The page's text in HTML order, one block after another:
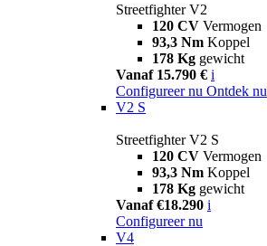
Streetfighter V2
120 CV Vermogen
93,3 Nm Koppel
178 Kg gewicht
Vanaf 15.790 € i
Configureer nu Ontdek nu
V2 S
Streetfighter V2 S
120 CV Vermogen
93,3 Nm Koppel
178 Kg gewicht
Vanaf €18.290 i
Configureer nu
V4